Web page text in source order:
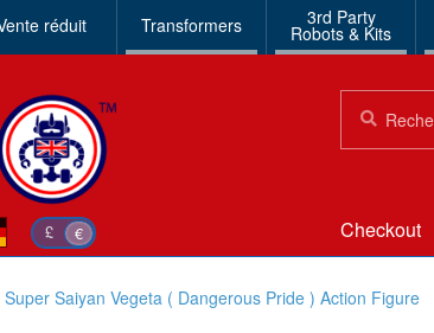
réduit Transformers 3rd Party
Robots & Kits
£ € Checkout
Saiyan Vegeta ( Dangerous Pride ) Action Figure